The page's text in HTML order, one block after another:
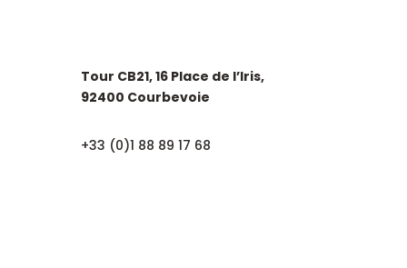
Tour CB21, 16 Place de l’Iris,
92400 Courbevoie
+33 (0)1 88 89 17 68